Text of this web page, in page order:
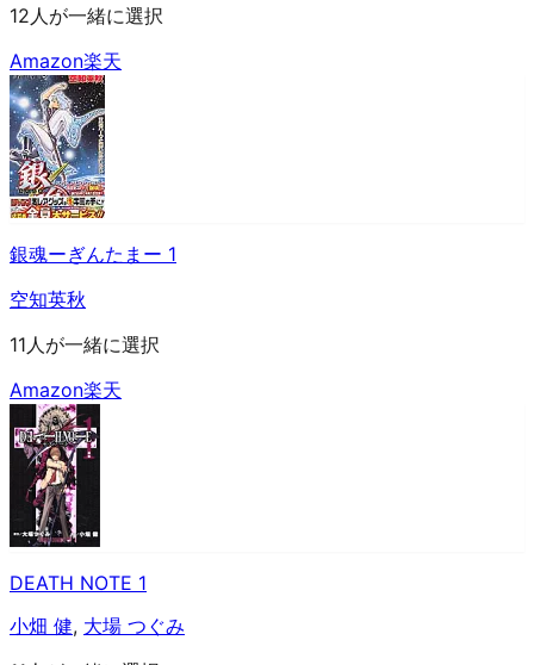
12人が一緒に選択
Amazon楽天
銀魂ーぎんたまー 1
空知英秋
11人が一緒に選択
Amazon楽天
DEATH NOTE 1
小畑 健, 大場 つぐみ